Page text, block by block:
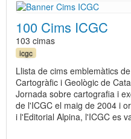
100 Cims ICGC
103 cimas
icgc
Llista de cims emblemàtics
Cartogràfic i Geològic de
Jornada sobre cartografia i
de l'ICGC el maig de 2004 i
i l'Editorial Alpina, l'ICGC es